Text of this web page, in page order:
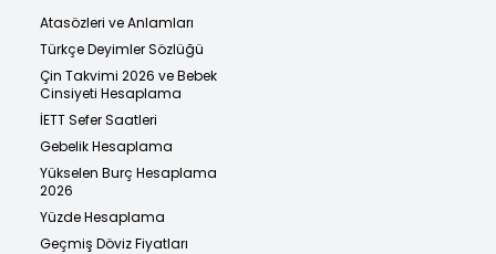
Atasözleri ve Anlamları
Türkçe Deyimler Sözlüğü
Çin Takvimi 2026 ve Bebek
Cinsiyeti Hesaplama
İETT Sefer Saatleri
Gebelik Hesaplama
Yükselen Burç Hesaplama
2026
Yüzde Hesaplama
Geçmiş Döviz Fiyatları